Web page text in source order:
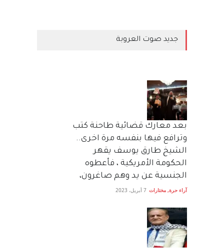
جديد صوت العروبة
بعد معارك قضائية طاحنة كتب
وترافع فيها بنفسه مرة اخرى..
الشيخ طارق يوسف يقهر
الحكومة الأمريكية ، فأعطوه
الجنسية عن يد وهم صاغرون،
آراء حرة, مختارات 7 أبريل، 2023